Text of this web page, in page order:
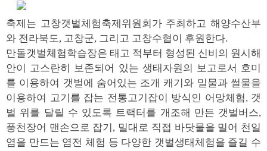
축제는 고창갯벌체험축제위원회가 주최하고 해양수산부
와 전라북도, 고창군, 그리고 고창수협이 후원한다.
만돌갯벌체험학습장은 태고 적부터 형성된 신비의 원시해
안이 고스란히 보존되어 있는 생태자원의 보고로서 호미
를 이용하여 갯벌에 숨어있는 조개 캐기와 밀물과 썰물을
이용하여 고기를 잡는 전통고기잡이 방식인 어망체험, 갯
벌 위를 달릴 수 있도록 트랙터를 개조해 만든 갯벌버스,
풍천장어 맨손으로 잡기, 밀대로 직접 바닷물을 밀어 천일
염을 만드는 염전 체험 등 다양한 갯벌생태체험을 즐길 수